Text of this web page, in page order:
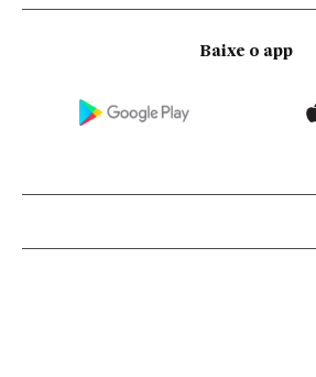
Baixe o app